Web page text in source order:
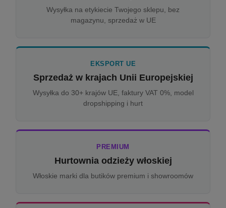
Wysyłka na etykiecie Twojego sklepu, bez
magazynu, sprzedaż w UE
EKSPORT UE
Sprzedaż w krajach Unii Europejskiej
Wysyłka do 30+ krajów UE, faktury VAT 0%, model
dropshipping i hurt
PREMIUM
Hurtownia odzieży włoskiej
Włoskie marki dla butików premium i showroomów